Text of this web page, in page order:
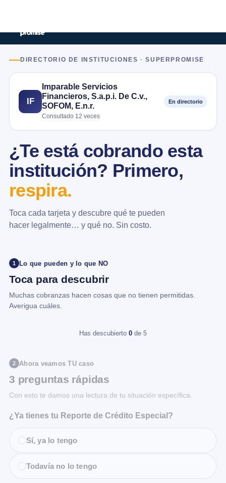
DIRECTORIO DE INSTITUCIONES · SUPERPROMISE
IF
Imparable Servicios
Financieros, S.a.p.i. De C.v.,
SOFOM, E.n.r.
Consultado 12 veces
En directorio
¿Te está cobrando esta
institución? Primero,
respira.
Toca cada tarjeta y descubre qué te pueden
hacer legalmente… y qué no. Sin costo.
1 Lo que pueden y lo que NO
Toca para descubrir
Muchas cobranzas hacen cosas que no tienen permitidas.
Averigua cuáles.
Has descubierto 0 de 5
2 Ahora veamos TU caso
3 preguntas rápidas
Con esto te damos una lectura de tu situación específica.
¿Ya tienes tu Reporte de Crédito Especial?
Sí, ya lo tengo
Todavía no lo tengo